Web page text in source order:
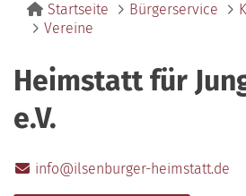
Startseite Bürgerservice
Vereine
Heimstatt für
e.V.
info@ilsenburger-heimstatt.de